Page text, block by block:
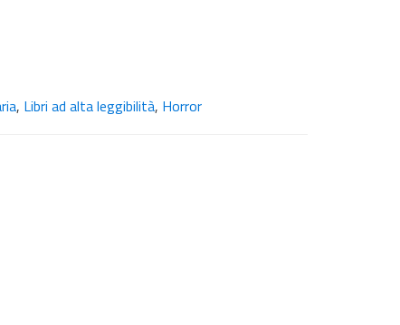
, Libri ad alta leggibilità, Horror